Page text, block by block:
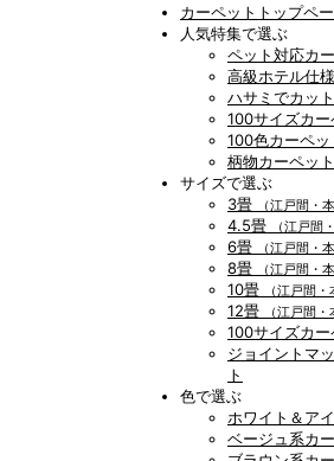
カーペットトップペ
人気特集で選ぶ
ペット対応カ
高級ホテル仕
ハサミでカッ
100サイズカー
100色カーペッ
柄物カーペット
サイズで選ぶ
3畳
（江戸間・本
4.5畳
（江戸間
6畳
（江戸間・本
8畳
（江戸間・本
10畳
（江戸間・
12畳
（江戸間・
100サイズカー
ジョイントマ
ト
色で選ぶ
ホワイト＆ア
ベージュ系カ